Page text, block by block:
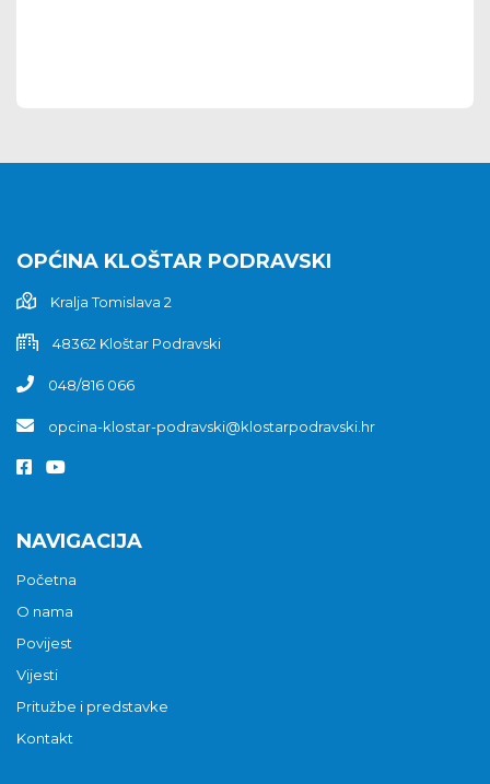
OPĆINA KLOŠTAR PODRAVSKI
Kralja Tomislava 2
48362 Kloštar Podravski
048/816 066
opcina-klostar-podravski@klostarpodravski.hr
NAVIGACIJA
Početna
O nama
Povijest
Vijesti
Pritužbe i predstavke
Kontakt